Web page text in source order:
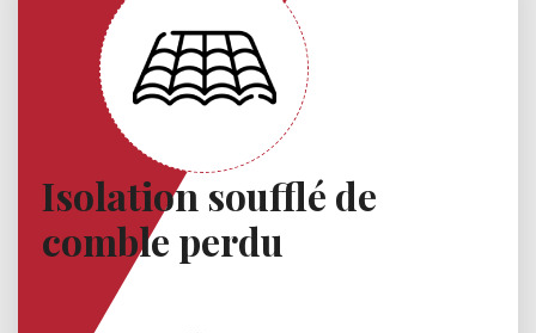
Isolation soufflé de
comble perdu